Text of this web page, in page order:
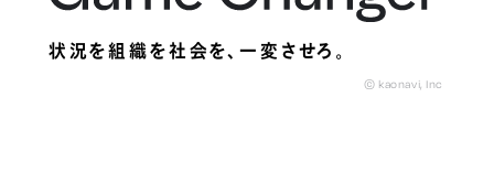
状況を組織を社会を、一変させろ。
© kaonavi, Inc